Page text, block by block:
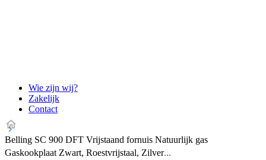
Wie zijn wij?
Zakelijk
Contact
Belling SC 900 DFT Vrijstaand fornuis Natuurlijk gas
Gaskookplaat Zwart, Roestvrijstaal, Zilver